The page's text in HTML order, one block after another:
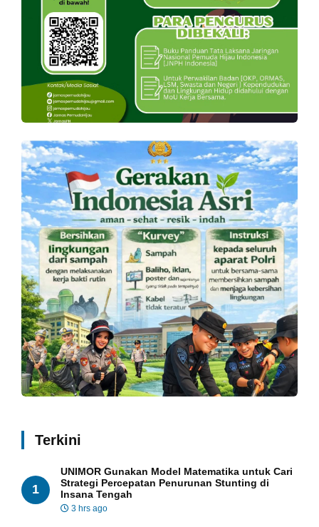
Terkini
1
UNIMOR Gunakan Model Matematika untuk Cari
Strategi Percepatan Penurunan Stunting di
Insana Tengah
3 hrs ago